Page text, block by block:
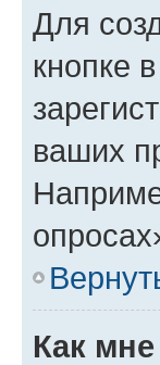
Для
кнопке
ваших
Как